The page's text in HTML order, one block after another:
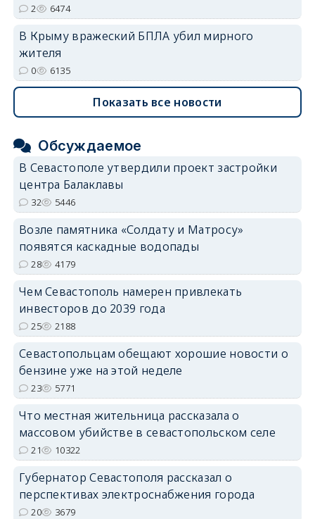
2 6474
В Крыму вражеский БПЛА убил мирного
жителя
0 6135
Показать все новости
Обсуждаемое
В Севастополе утвердили проект застройки
центра Балаклавы
32 5446
Возле памятника «Солдату и Матросу»
появятся каскадные водопады
28 4179
Чем Севастополь намерен привлекать
инвесторов до 2039 года
25 2188
Севастопольцам обещают хорошие новости о
бензине уже на этой неделе
23 5771
Что местная жительница рассказала о
массовом убийстве в севастопольском селе
21 10322
Губернатор Севастополя рассказал о
перспективах электроснабжения города
20 3679